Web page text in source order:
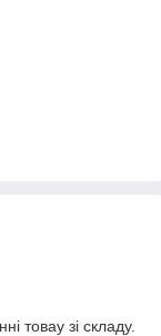
товау зі складу.